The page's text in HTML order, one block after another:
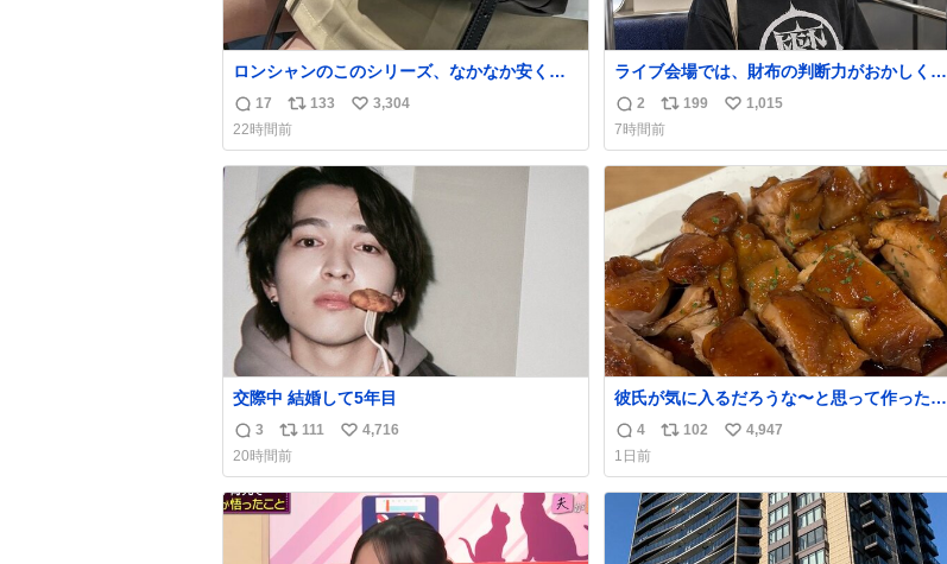
ロンシャンのこのシリーズ、なかなか安くな
らないのにセール価格になってる🖤✨レザー
なのが反則級にかわいい。持ってるだけでコ
ーデが格上げされる。
返
信
数
17
リ
ポ
ス
ト
数
133
い
ね
数
3,304
22時間前
ライブ会場では、財布の判断力がおかしくな
る。
返
信
数
2
リ
ポ
ス
ト
数
199
い
ね
数
1,015
7時間前
交際中 結婚して5年目
返
信
数
3
リ
ポ
ス
ト
数
111
い
ね
数
4,716
20時間前
彼氏が気に入るだろうな〜と思って作ったら
想像の何倍も美味しい美味しい言ってくれて
嬉しい
返
信
数
4
リ
ス
ト
数
102
い
ね
数
4,947
1日前